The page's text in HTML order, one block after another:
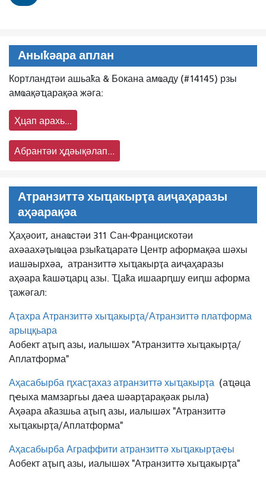
Аныҟәара аплан
Кортландтәи ашьаҟа & Бокана амҩаду (#14145) рзы
амҩақәҵарақәа жәга:
Ҳцап арахь...
Абрантәи ҳдәықәлап...
Атранзиттә хыҵакырҭа аиҷаҳаразы
аҳәарақәа
Ҳаҳәоит, анаҩстәи 311 Сан-Францискотәи
ахәаахәҭыҩцәа рзыҟаҵаратә Центр аформақәа шәхы
иашәырхәа, атранзиттә хыҵакырҭа аиҷаҳаразы
аҳәара ҟашәҵарц азы. Ҵаҟа ишаарԥшу еиԥш аформа
ҭажәгал:
Аҭахра Атранзиттә хыҵакырҭа/Атранзиттә платформа
арыцқьара
Аобект аҭыԥ азы, иалышәх "Атранзиттә хыҵакырҭа/
Аплатформа"
Аҳасабырба ԥхасҭахаз атранзиттә хыҵакырҭа (аҵәца
ԥҽыха мамзаргьы даҽа шәарҭарақәак рыла)
Аҳәара аҟазшьа аҭыԥ азы, иалышәх "Атранзиттә
хыҵакырҭа/Аплатформа"
Аҳасабырба Аграффити атранзиттә хыҵакырҭаҿы
Аобект аҭыԥ азы, иалышәх "Атранзиттә хыҵакырҭа"